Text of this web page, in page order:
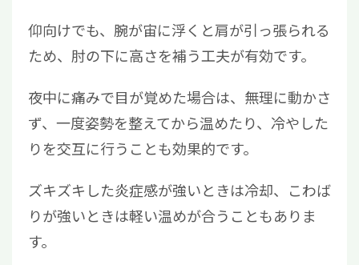
仰向けでも、腕が宙に浮くと肩が引っ張られる
ため、肘の下に高さを補う工夫が有効です。
夜中に痛みで目が覚めた場合は、無理に動かさ
ず、一度姿勢を整えてから温めたり、冷やした
りを交互に行うことも効果的です。
ズキズキした炎症感が強いときは冷却、こわば
りが強いときは軽い温めが合うこともありま
す。